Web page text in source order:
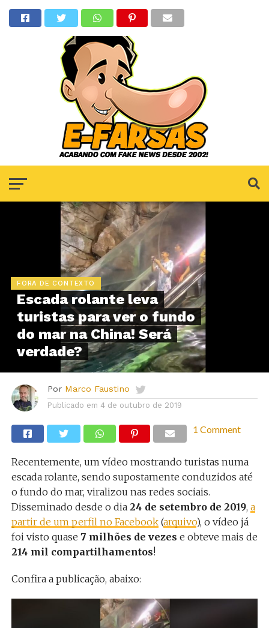
FORA DE CONTEXTO
Escada rolante leva
turistas para ver o fundo
do mar na China! Será
verdade?
Por Marco Faustino
Publicado em 4 de outubro de 2019
1 Comment
Recentemente, um vídeo mostrando turistas numa
escada rolante, sendo supostamente conduzidos até
o fundo do mar, viralizou nas redes sociais.
Disseminado desde o dia 24 de setembro de 2019, a
partir de um perfil no Facebook(arquivo), o vídeo já
foi visto quase 7 milhões de vezes e obteve mais de
214 mil compartilhamentos!
Confira a publicação, abaixo: